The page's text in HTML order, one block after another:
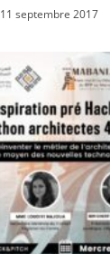
11 septembre 2017